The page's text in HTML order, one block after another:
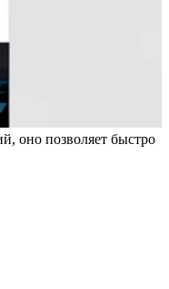
оно позволяет быстро